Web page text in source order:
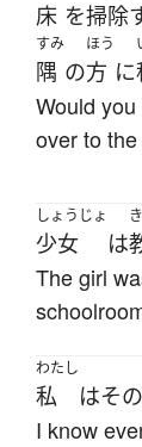
床 を掃除
すみ
隅 の
ほう
方 に
Would
over to
しょうじょ
少女 は
The girl
わたし
私 はその
I know